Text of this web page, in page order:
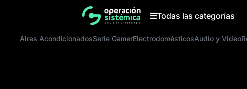
Todas las categorías
Aires AcondicionadosSerie GamerElectrodomésticosAudio y Video